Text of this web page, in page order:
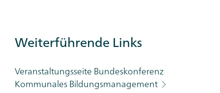
Weiterführende Links
Veranstaltungsseite Bundeskonferenz
Kommunales Bildungsmanagement